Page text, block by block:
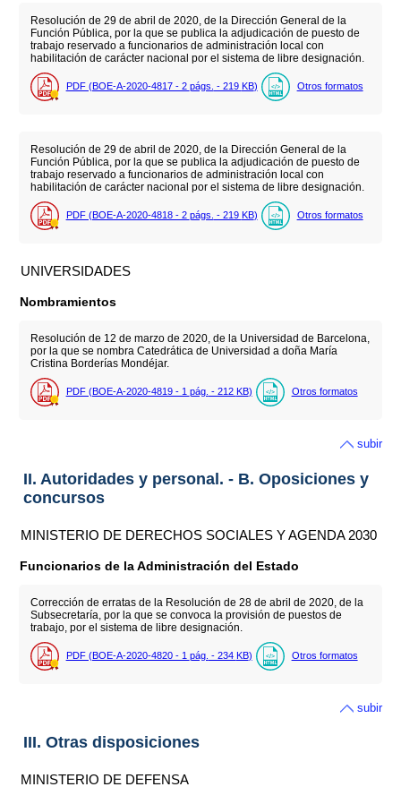
Resolución de 29 de abril de 2020, de la Dirección General de la
Función Pública, por la que se publica la adjudicación de puesto de
trabajo reservado a funcionarios de administración local con
habilitación de carácter nacional por el sistema de libre designación.
PDF (BOE-A-2020-4817 - 2 págs. - 219 KB) Otros formatos
Resolución de 29 de abril de 2020, de la Dirección General de la
Función Pública, por la que se publica la adjudicación de puesto de
trabajo reservado a funcionarios de administración local con
habilitación de carácter nacional por el sistema de libre designación.
PDF (BOE-A-2020-4818 - 2 págs. - 219 KB) Otros formatos
UNIVERSIDADES
Nombramientos
Resolución de 12 de marzo de 2020, de la Universidad de Barcelona,
por la que se nombra Catedrática de Universidad a doña María
Cristina Borderías Mondéjar.
PDF (BOE-A-2020-4819 - 1 pág. - 212 KB) Otros formatos
subir
II. Autoridades y personal. - B. Oposiciones y
concursos
MINISTERIO DE DERECHOS SOCIALES Y AGENDA 2030
Funcionarios de la Administración del Estado
Corrección de erratas de la Resolución de 28 de abril de 2020, de la
Subsecretaría, por la que se convoca la provisión de puestos de
trabajo, por el sistema de libre designación.
PDF (BOE-A-2020-4820 - 1 pág. - 234 KB) Otros formatos
subir
III. Otras disposiciones
MINISTERIO DE DEFENSA